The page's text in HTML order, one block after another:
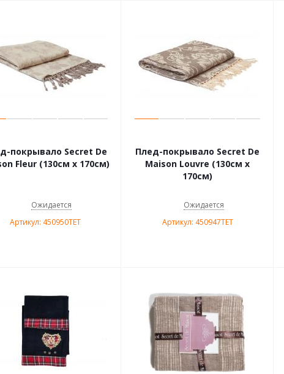
покрывало Secret De
Fleur (130см х 170см)
Ожидается
Артикул: 450950TET
Плед-покрывало Secret De
Maison Louvre (130см х
170см)
Ожидается
Артикул: 450947TET